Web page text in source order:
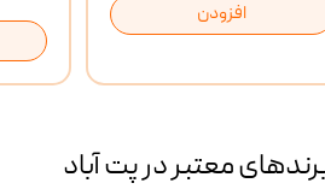
افزودن
معتبر در پت آباد